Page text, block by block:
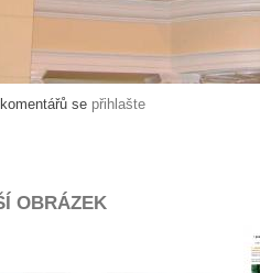
se přihlašte
OBRÁZEK